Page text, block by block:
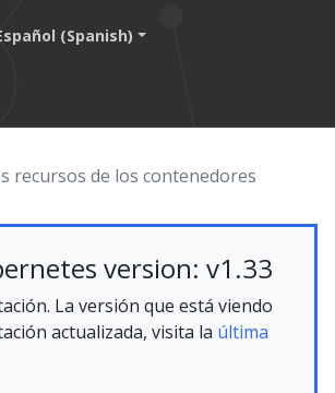
(Spanish)
recursos de los contenedores
version: v1.33
La versión que está viendo
actualizada, visita la última